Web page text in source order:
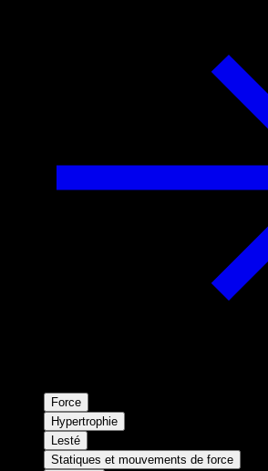
Force
Hypertrophie
Lesté
Statiques et mouvements de force